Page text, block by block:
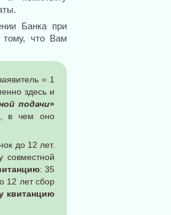
Банка при
тому, что Вам
= 1
здесь и
подачи»
в чем оно
до 12 лет.
совместной
: 35
12 лет сбор
квитанцию